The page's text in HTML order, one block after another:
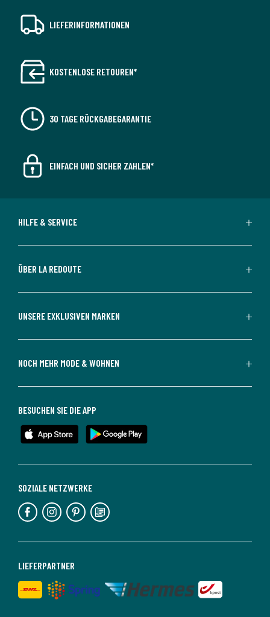
LIEFERINFORMATIONEN
KOSTENLOSE RETOUREN*
30 TAGE RÜCKGABEGARANTIE
EINFACH UND SICHER ZAHLEN*
HILFE & SERVICE
ÜBER LA REDOUTE
UNSERE EXKLUSIVEN MARKEN
NOCH MEHR MODE & WOHNEN
LIEFERPARTNER
SOZIALE NETZWERKE
BESUCHEN SIE DIE APP